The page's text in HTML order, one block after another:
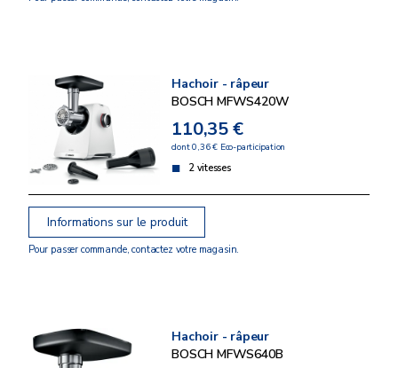
Hachoir - râpeur
BOSCH MFWS420W
110,35 €
dont 0,36 € Eco-participation
2 vitesses
Informations sur le produit
Pour passer commande, contactez votre magasin.
Hachoir - râpeur
BOSCH MFWS640B